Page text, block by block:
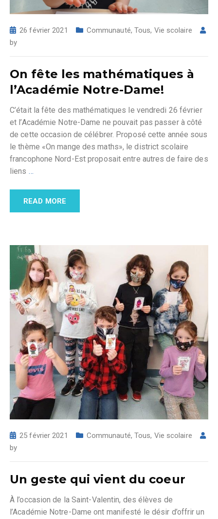
26 février 2021 Communauté, Tous, Vie scolaire
by
On fête les mathématiques à
l’Académie Notre-Dame!
C’était la fête des mathématiques le vendredi 26 février
et l’Académie Notre-Dame ne pouvait pas passer à côté
de cette occasion de célébrer. Proposé cette année sous
le thème «On mange des maths», le district scolaire
francophone Nord-Est proposait entre autres de faire des
liens …
READ MORE
25 février 2021 Communauté, Tous, Vie scolaire
by
Un geste qui vient du coeur
À l’occasion de la Saint-Valentin, des élèves de
l’Académie Notre-Dame ont manifesté le désir d’offrir un